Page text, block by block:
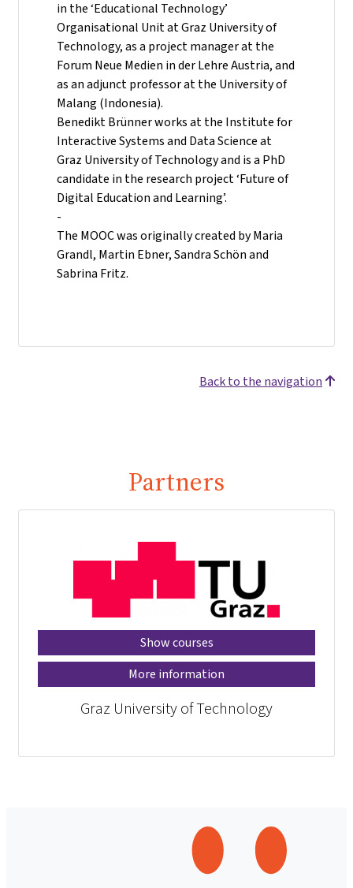
in the ‘Educational Technology’
Organisational Unit at Graz University of
Technology, as a project manager at the
Forum Neue Medien in der Lehre Austria, and
as an adjunct professor at the University of
Malang (Indonesia).
Benedikt Brünner works at the Institute for
Interactive Systems and Data Science at
Graz University of Technology and is a PhD
candidate in the research project ‘Future of
Digital Education and Learning’.
-
The MOOC was originally created by Maria
Grandl, Martin Ebner, Sandra Schön and
Sabrina Fritz.
Back to the navigation
Partners
Show courses
More information
Graz University of Technology